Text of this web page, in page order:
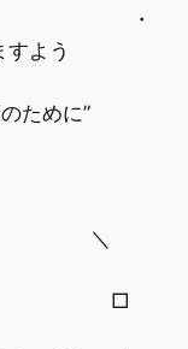
よう
ために”
暖化 □